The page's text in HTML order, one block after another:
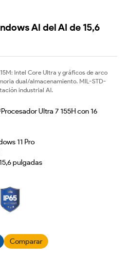
AI del AI de 15,6
Intel Core Ultra y gráficos de arco
dual/almacenamiento. MIL-STD-
industrial AI.
Ultra 7 155H con 16
11 Pro
pulgadas
Comparar